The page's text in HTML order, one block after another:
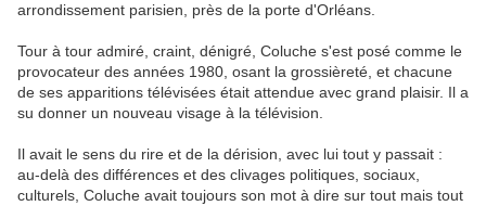
arrondissement parisien, près de la porte d'Orléans.
Tour à tour admiré, craint, dénigré, Coluche s'est posé comme le
provocateur des années 1980, osant la grossièreté, et chacune
de ses apparitions télévisées était attendue avec grand plaisir. Il a
su donner un nouveau visage à la télévision.
Il avait le sens du rire et de la dérision, avec lui tout y passait :
au-delà des différences et des clivages politiques, sociaux,
culturels, Coluche avait toujours son mot à dire sur tout mais tout